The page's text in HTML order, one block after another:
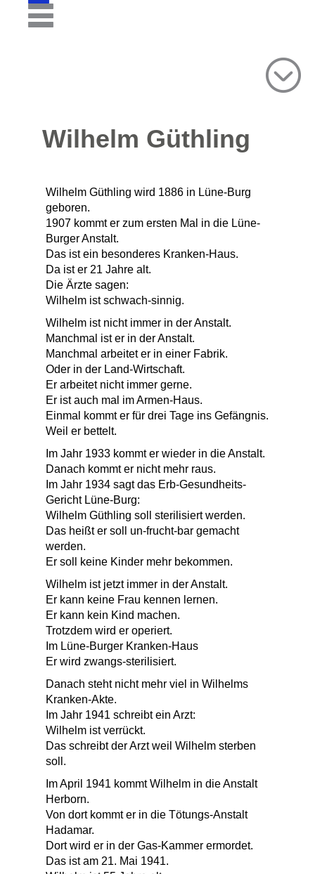
Wilhelm Güthling
Wilhelm Güthling wird 1886 in Lüne-Burg
geboren.
1907 kommt er zum ersten Mal in die Lüne-
Burger Anstalt.
Das ist ein besonderes Kranken-Haus.
Da ist er 21 Jahre alt.
Die Ärzte sagen:
Wilhelm ist schwach-sinnig.
Wilhelm ist nicht immer in der Anstalt.
Manchmal ist er in der Anstalt.
Manchmal arbeitet er in einer Fabrik.
Oder in der Land-Wirtschaft.
Er arbeitet nicht immer gerne.
Er ist auch mal im Armen-Haus.
Einmal kommt er für drei Tage ins Gefängnis.
Weil er bettelt.
Im Jahr 1933 kommt er wieder in die Anstalt.
Danach kommt er nicht mehr raus.
Im Jahr 1934 sagt das Erb-Gesundheits-
Gericht Lüne-Burg:
Wilhelm Güthling soll sterilisiert werden.
Das heißt er soll un-frucht-bar gemacht
werden.
Er soll keine Kinder mehr bekommen.
Wilhelm ist jetzt immer in der Anstalt.
Er kann keine Frau kennen lernen.
Er kann kein Kind machen.
Trotzdem wird er operiert.
Im Lüne-Burger Kranken-Haus
Er wird zwangs-sterilisiert.
Danach steht nicht mehr viel in Wilhelms
Kranken-Akte.
Im Jahr 1941 schreibt ein Arzt:
Wilhelm ist verrückt.
Das schreibt der Arzt weil Wilhelm sterben
soll.
Im April 1941 kommt Wilhelm in die Anstalt
Herborn.
Von dort kommt er in die Tötungs-Anstalt
Hadamar.
Dort wird er in der Gas-Kammer ermordet.
Das ist am 21. Mai 1941.